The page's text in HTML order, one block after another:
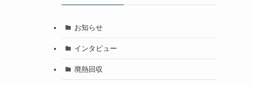
お知らせ
インタビュー
廃熱回収